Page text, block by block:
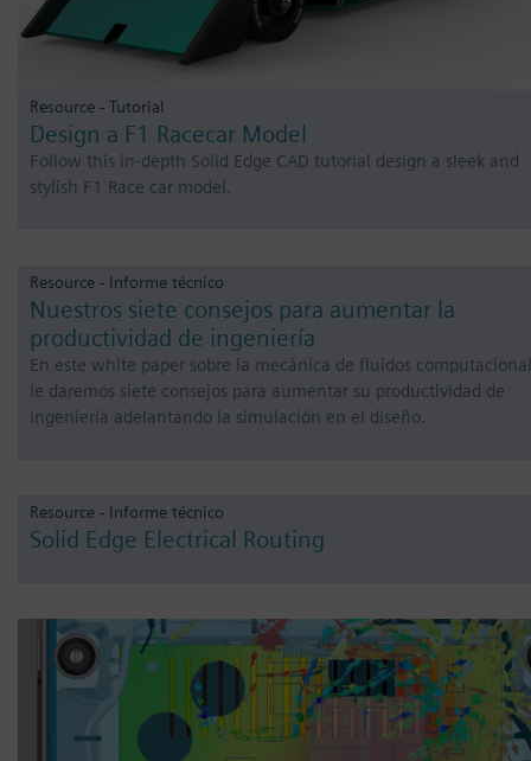
Resource - Tutorial
Design a F1 Racecar Model
Follow this in-depth Solid Edge CAD tutorial design a sleek and
stylish F1 Race car model.
Resource - Informe técnico
Nuestros siete consejos para aumentar la
productividad de ingeniería
En este white paper sobre la mecánica de fluidos
le daremos siete consejos para aumentar su productividad de
ingeniería adelantando la simulación en el diseño.
Resource - Informe técnico
Solid Edge Electrical Routing